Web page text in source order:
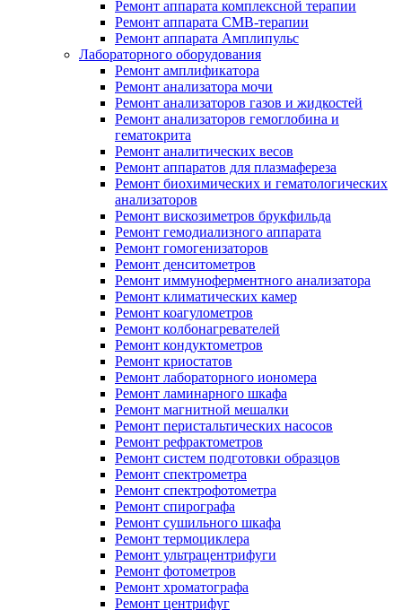
Ремонт аппарата комплексной терапии
Ремонт аппарата СМВ-терапии
Ремонт аппарата Амплипульс
Лабораторного оборудования
Ремонт амплификатора
Ремонт анализатора мочи
Ремонт анализаторов газов и жидкостей
Ремонт анализаторов гемоглобина и
гематокрита
Ремонт аналитических весов
Ремонт аппаратов для плазмафереза
Ремонт биохимических и гематологических
анализаторов
Ремонт вискозиметров брукфильда
Ремонт гемодиализного аппарата
Ремонт гомогенизаторов
Ремонт денситометров
Ремонт иммуноферментного анализатора
Ремонт климатических камер
Ремонт коагулометров
Ремонт колбонагревателей
Ремонт кондуктометров
Ремонт криостатов
Ремонт лабораторного иономера
Ремонт ламинарного шкафа
Ремонт магнитной мешалки
Ремонт перистальтических насосов
Ремонт рефрактометров
Ремонт систем подготовки образцов
Ремонт спектрометра
Ремонт спектрофотометра
Ремонт спирографа
Ремонт сушильного шкафа
Ремонт термоциклера
Ремонт ультрацентрифуги
Ремонт фотометров
Ремонт хроматографа
Ремонт центрифуг